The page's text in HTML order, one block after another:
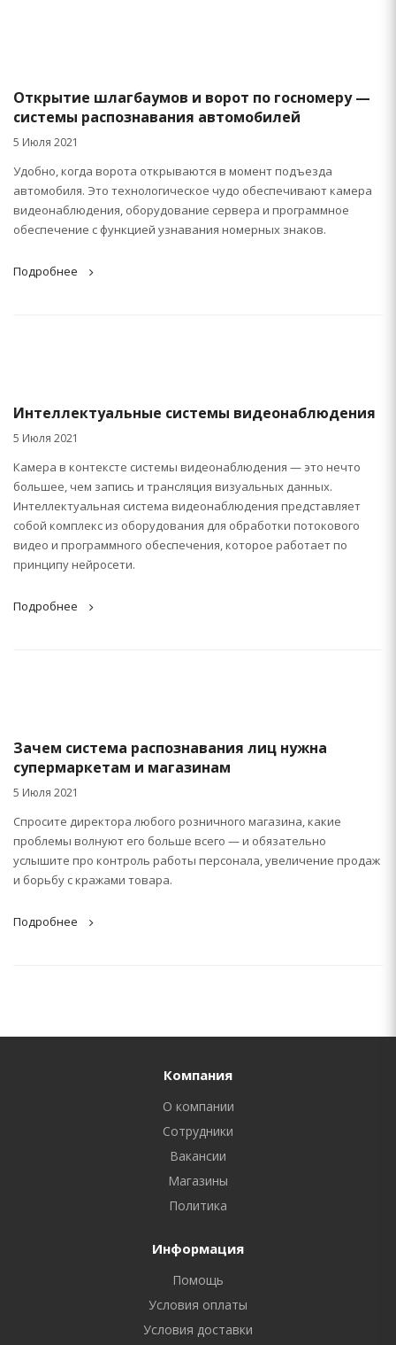
Открытие шлагбаумов и ворот по госномеру —
системы распознавания автомобилей
5 Июля 2021
Удобно, когда ворота открываются в момент подъезда
автомобиля. Это технологическое чудо обеспечивают камера
видеонаблюдения, оборудование сервера и программное
обеспечение с функцией узнавания номерных знаков.
Подробнее
Интеллектуальные системы видеонаблюдения
5 Июля 2021
Камера в контексте системы видеонаблюдения — это нечто
большее, чем запись и трансляция визуальных данных.
Интеллектуальная система видеонаблюдения представляет
собой комплекс из оборудования для обработки потокового
видео и программного обеспечения, которое работает по
принципу нейросети.
Подробнее
Зачем система распознавания лиц нужна
супермаркетам и магазинам
5 Июля 2021
Спросите директора любого розничного магазина, какие
проблемы волнуют его больше всего — и обязательно
услышите про контроль работы персонала, увеличение продаж
и борьбу с кражами товара.
Подробнее
Компания
О компании
Сотрудники
Вакансии
Магазины
Политика
Информация
Помощь
Условия оплаты
Условия доставки